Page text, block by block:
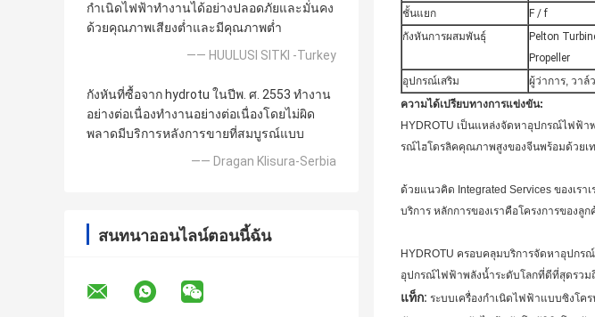
กำเนิดไฟฟ้าทำงานได้อย่างปลอดภัยและมั่นคง
ด้วยคุณภาพเสียงต่ำและมีคุณภาพต่ำ
—— HUULUSI SITKI -Turkey
กังหันที่ซื้อจาก hydrotu ในปีพ. ศ. 2553 ทำงาน
อย่างต่อเนื่องทำงานอย่างต่อเนื่องโดยไม่ผิด
พลาดมีบริการหลังการขายที่สมบูรณ์แบบ
—— Dragan Klisura-Serbia
สนทนาออนไลน์ตอนนี้ฉัน
ชั้นแยก
F / f
กังหันการผสมพันธุ์
Pelton
Propeller
อุปกรณ์เสริม
ผู้ว่าการ, วาล์
ความได้เปรียบทางการแข่งขัน:
HYDROTU เป็นแหล่งจัดหาอุปกรณ์ไฟฟ้
รณ์ไฮโดรลิคคุณภาพสูงของจีนพร้อมด้วยเ
ด้วยแนวคิด Integrated Services ของเรา
บริการ หลักการของเราคือโครงการของลู
HYDROTU ครอบคลุมบริการจัดหาอุปก
อุปกรณ์ไฟฟ้าพลังน้ำระดับโลกที่ดีที่สุดรวม
แท็ก: ระบบเครื่องกำเนิดไฟฟ้าแบบซิงโ